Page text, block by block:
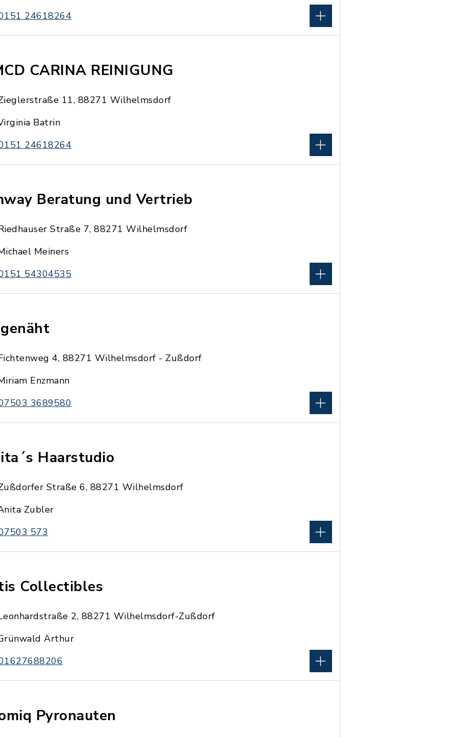
24618264
CARINA REINIGUNG
11, 88271 Wilhelmsdorf
Batrin
24618264
Beratung und Vertrieb
Straße 7, 88271 Wilhelmsdorf
Meiners
54304535
4, 88271 Wilhelmsdorf - Zußdorf
Enzmann
3689580
Haarstudio
Straße 6, 88271 Wilhelmsdorf
Zubler
573
Collectibles
2, 88271 Wilhelmsdorf-Zußdorf
Arthur
Pyronauten